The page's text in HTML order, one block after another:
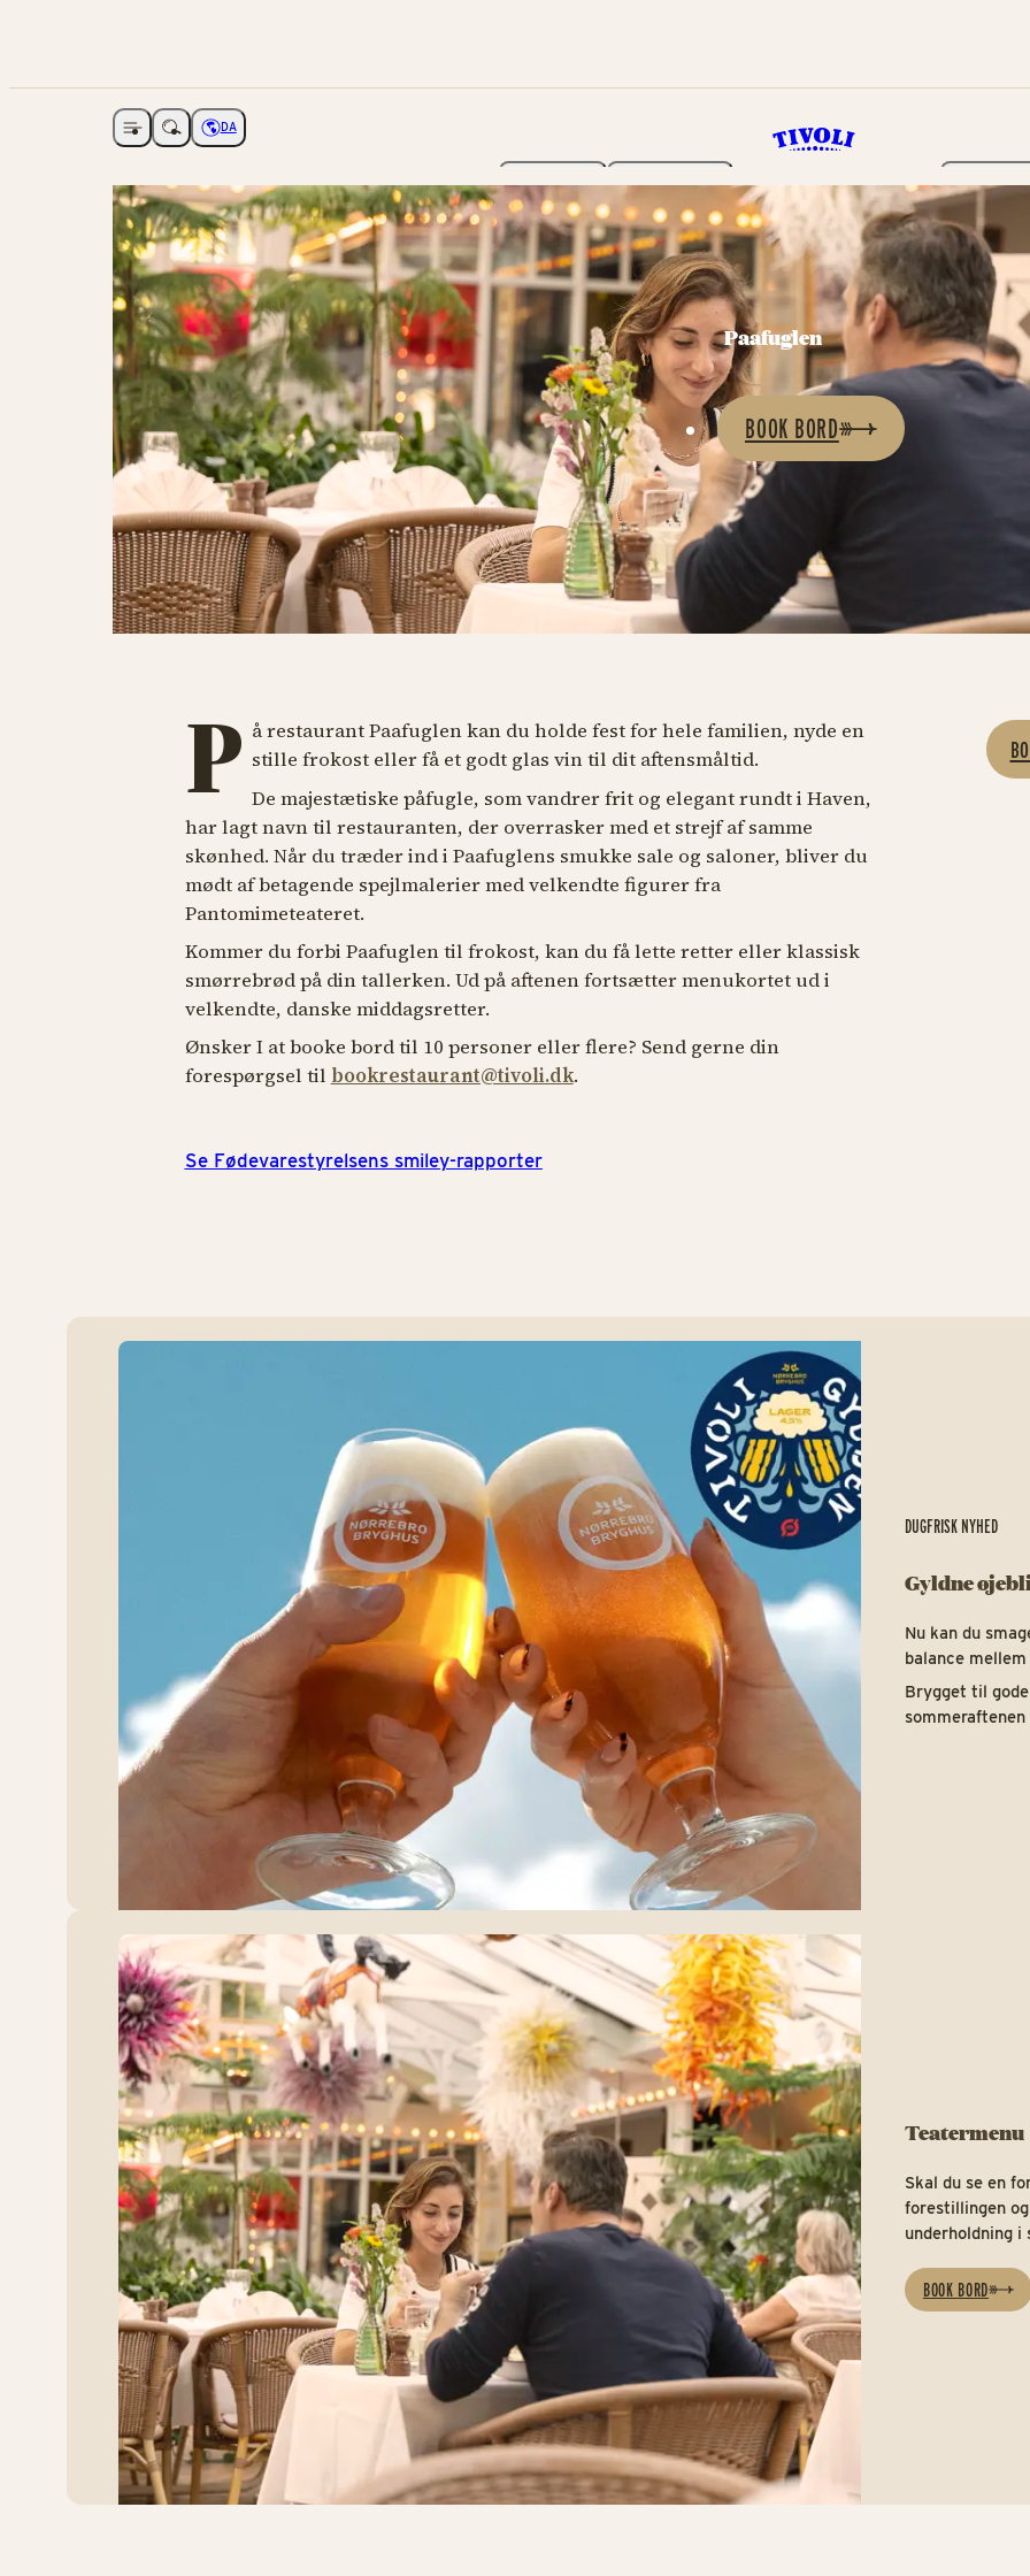
Åbne navigationVælg sprog
DA
Haven Program Billetter
Paafuglen
BOOK BORD
P å restaurant Paafuglen kan du holde fest for hele familien, nyde en
stille frokost eller få et godt glas vin til dit aftensmåltid.
De majestætiske påfugle, som vandrer frit og elegant rundt i Haven,
har lagt navn til restauranten, der overrasker med et strejf af samme
skønhed. Når du træder ind i Paafuglens smukke sale og saloner, bliver du
mødt af betagende spejlmalerier med velkendte figurer fra
Pantomimeteateret.
Kommer du forbi Paafuglen til frokost, kan du få lette retter eller klassisk
smørrebrød på din tallerken. Ud på aftenen fortsætter menukortet ud i
velkendte, danske middagsretter.
Ønsker I at booke bord til 10 personer eller flere? Send gerne din
forespørgsel til bookrestaurant@tivoli.dk.
Se Fødevarestyrelsens smiley-rapporter
DUGFRISK NYHED
Gyldne
Nu kan du
balance
Brygget til
Teatermenu
Skal du se en
forestillingen
underholdning
BOOK BORD